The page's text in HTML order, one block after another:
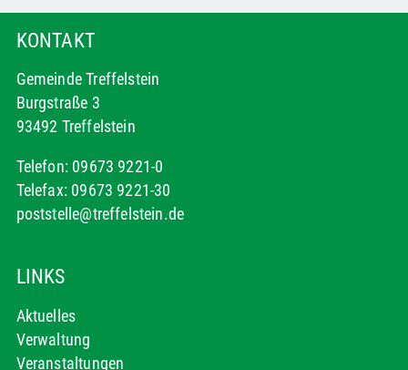
KONTAKT
Gemeinde Treffelstein
Burgstraße 3
93492 Treffelstein
Telefon: 09673 9221-0
Telefax: 09673 9221-30
poststelle@treffelstein.de
LINKS
Aktuelles
Verwaltung
Veranstaltungen